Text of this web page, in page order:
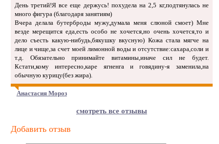
День третий!Я все еще держусь! похудела на 2,5 кг,подтянулась не
много фигура (благодаря занятиям)
Вчера делала бутерброды мужу,думала меня слюной смоет) Мне
везде мерещится еда,есть особо не хочется,но очень хочется,то и
дело съесть какую-нибудь,бякушку вкусную) Кожа стала мягче на
лице и чище,за счет моей лимонной воды и отсутствие:сахара,соли и
т.д. Обязательно принимайте витамины,иначе сил не будет.
Кстати,кому интересно,каре ягненга и говядину-я заменила,на
обычную курицу(без жира).
Анастасия Мороз
смотреть все отзывы
Добавить отзыв